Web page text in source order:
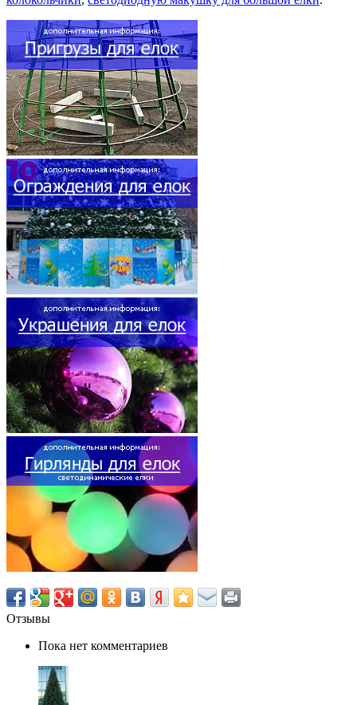
Отзывы
Пока нет комментариев